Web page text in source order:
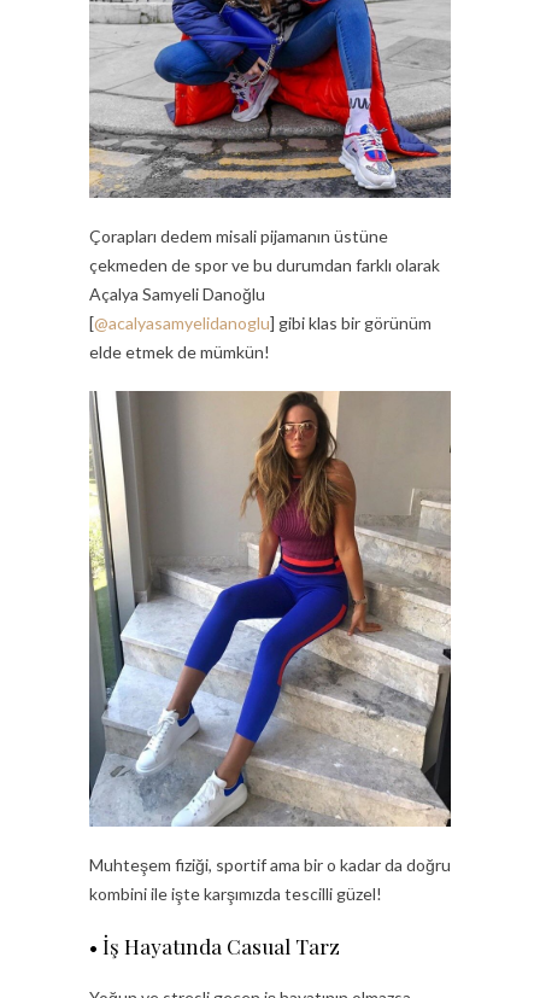
Çorapları dedem misali pijamanın üstüne
çekmeden de spor ve bu durumdan farklı olarak
Açalya Samyeli Danoğlu
[@acalyasamyelidanoglu] gibi klas bir görünüm
elde etmek de mümkün!
Muhteşem fiziği, sportif ama bir o kadar da doğru
kombini ile işte karşımızda tescilli güzel!
• İş Hayatında Casual Tarz